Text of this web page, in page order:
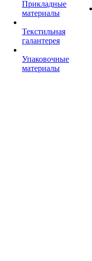
Прикладные
материалы
Текстильная
галантерея
Упаковочные
материалы